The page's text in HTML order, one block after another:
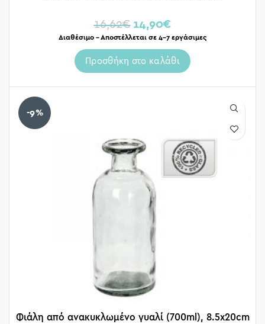
16,62€ 14,90€
Διαθέσιμο – Αποστέλλεται σε 4-7 εργάσιμες
Προσθήκη στο καλάθι
-9%
Φιάλη από ανακυκλωμένο γυαλί (700ml), 8.5x20cm